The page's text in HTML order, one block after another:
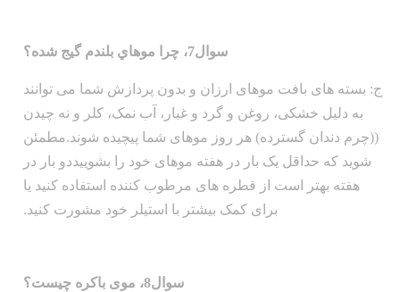
سوال7، چرا موهاي بلندم گيج شده؟
ج: بسته های بافت موهای ارزان و بدون پردازش شما می توانند
به دلیل خشکی، روغن و گرد و غبار، آب نمک، کلر و نه چیدن
((چرم دندان گسترده) هر روز موهای شما پیچیده شوند.مطمئن
شوید که حداقل یک بار در هفته موهای خود را بشوییددو بار در
هفته بهتر است از قطره های مرطوب کننده استفاده کنید یا
برای کمک بیشتر با استیلر خود مشورت کنید.
سوال8، موی باکره چیست؟